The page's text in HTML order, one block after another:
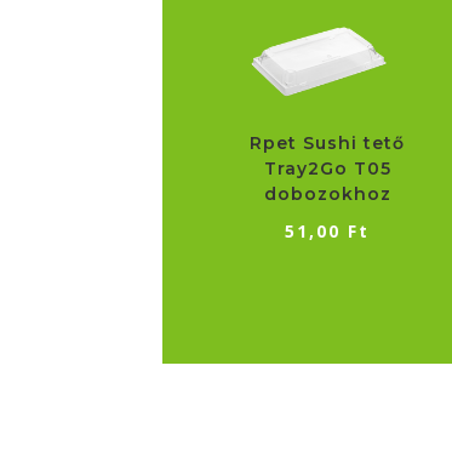
Rpet Sushi tető
Tray2Go T05
dobozokhoz
51,00 Ft